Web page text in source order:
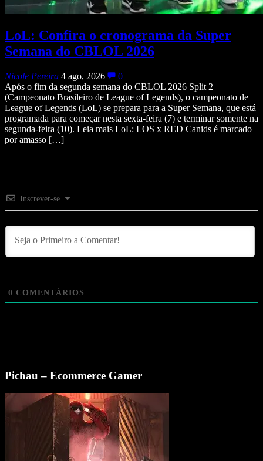
LoL: Confira o cronograma da Super
Semana do CBLOL 2026
Nicole Pereira 4 ago, 2026
0
Após o fim da segunda semana do CBLOL 2026 Split 2
(Campeonato Brasileiro de League of Legends), o campeonato de
League of Legends (LoL) se prepara para a Super Semana, que está
programada para começar nesta sexta-feira (7) e terminar somente na
segunda-feira (10). Leia mais LoL: LOS x RED Canids é marcado
por amasso […]
Inscrever-se
0 COMENTÁRIOS
Pichau – Ecommerce Gamer